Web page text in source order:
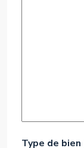
Type de